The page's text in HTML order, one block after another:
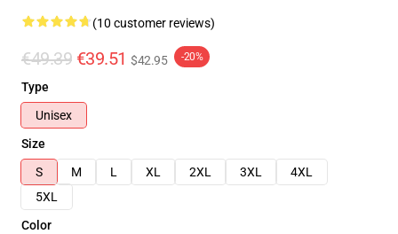
(10 customer reviews)
€49.39 €39.51 $42.95 -20%
Type
Unisex
Size
S
M L XL 2XL 3XL
4XL
5XL
Color